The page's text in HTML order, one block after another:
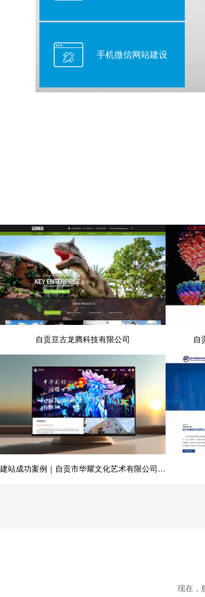
手机微信网站建设
自贡亘古龙腾科技有限公司
自贡亘古龙腾科技有限公司
自贡
自
建站成功案例｜自贡市华耀文化艺术有限公司官网定制开发项目
现在，